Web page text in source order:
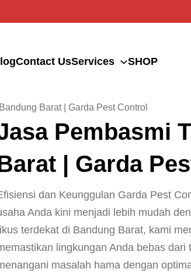
Contact UsServices SHOP
Barat | Garda Pest Control
Pembasmi
| Garda
dan Keunggulan Garda Pest
Anda kini menjadi lebih mudah
terdekat di Bandung Barat, kami
lingkungan Anda bebas
masalah hama dengan